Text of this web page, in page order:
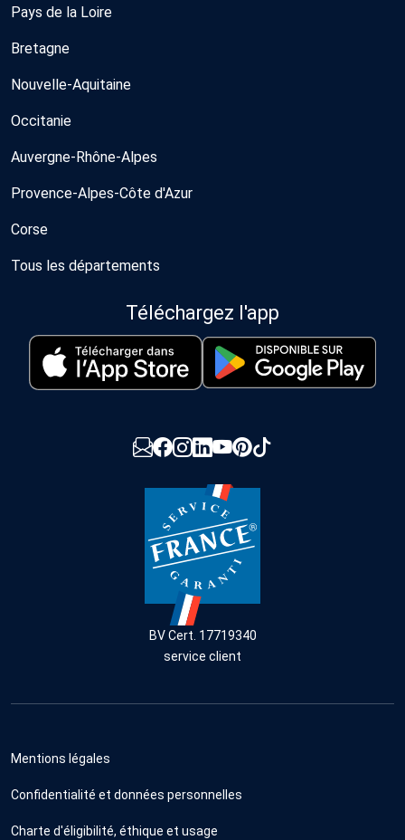
Pays de la Loire
Bretagne
Nouvelle-Aquitaine
Occitanie
Auvergne-Rhône-Alpes
Provence-Alpes-Côte d'Azur
Corse
Tous les départements
Téléchargez l'app
BV Cert. 17719340
service client
Mentions légales
Confidentialité et données personnelles
Charte d'éligibilité, éthique et usage